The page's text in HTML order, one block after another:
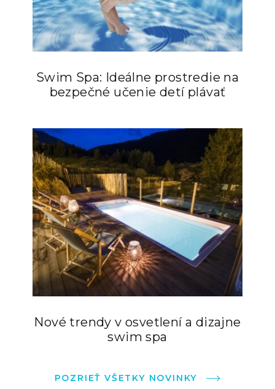
Swim Spa: Ideálne prostredie na
bezpečné učenie detí plávať
Nové trendy v osvetlení a dizajne
swim spa
POZRIEŤ VŠETKY NOVINKY